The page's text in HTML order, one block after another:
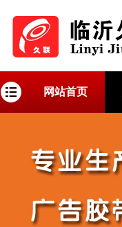
网站首页